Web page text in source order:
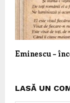
Eminescu –
LASĂ UN